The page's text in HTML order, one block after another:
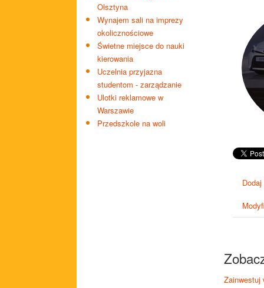
Olsztyna
Wynajem sali na imprezy
okolicznościowe
Świetne miejsce do nauki
kierowania
Uczelnia przyjazna
studentom - zarządzanie
Ulotki reklamowe w
Warszawie
Przedszkole na woli
Zainwestuj